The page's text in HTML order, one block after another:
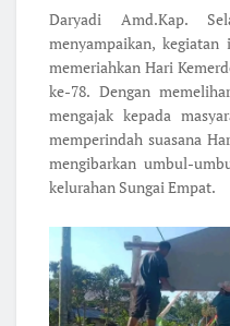
Daryadi Amd.Kap.
menyampaikan,
memeriahkan Hari
ke-78. Dengan
mengajak kepada
memperindah suasana
mengibarkan umbul-
kelurahan Sungai Empat.